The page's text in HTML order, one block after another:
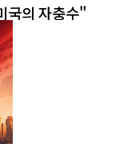
국의 자충수"